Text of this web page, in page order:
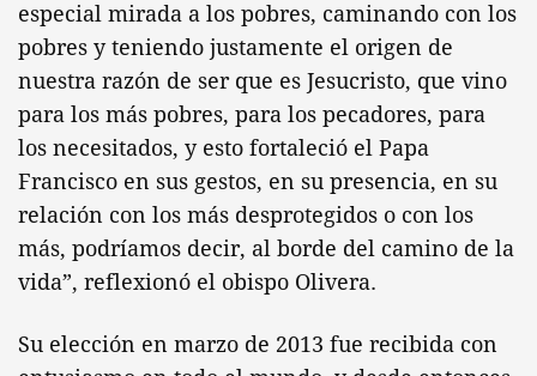
especial mirada a los pobres, caminando con los
pobres y teniendo justamente el origen de
nuestra razón de ser que es Jesucristo, que vino
para los más pobres, para los pecadores, para
los necesitados, y esto fortaleció el Papa
Francisco en sus gestos, en su presencia, en su
relación con los más desprotegidos o con los
más, podríamos decir, al borde del camino de la
vida”, reflexionó el obispo Olivera.
Su elección en marzo de 2013 fue recibida con